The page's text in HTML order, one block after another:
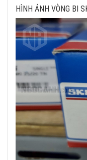
HÌNH ẢNH VÒNG BI